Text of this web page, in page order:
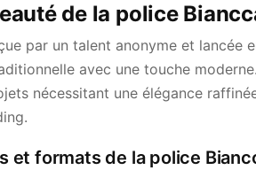
de la police
par un talent anonyme et lancée
avec une touche
nécessitant une élégance
et formats de la police